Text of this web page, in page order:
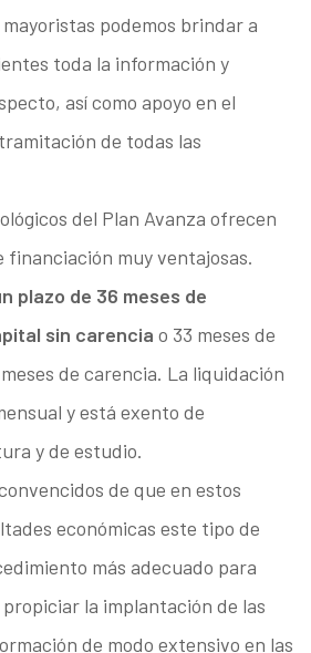
podemos brindar a
toda la información y
así como apoyo en el
de todas las
del Plan Avanza ofrecen
financiación muy ventajosas.
plazo de 36 meses de
sin carencia o 33 meses de
de carencia. La liquidación
y está exento de
y de estudio.
de que en estos
económicas este tipo de
más adecuado para
la implantación de las
de modo extensivo en las